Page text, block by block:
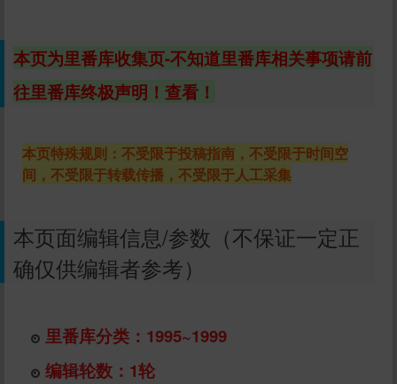
本页为里番库收集页-不知道里番库相关事项请前
往里番库终极声明！查看！
本页特殊规则：不受限于投稿指南，不受限于时间空
间，不受限于转载传播，不受限于人工采集
本页面编辑信息/参数（不保证一定正
确仅供编辑者参考）
里番库分类：1995~1999
编辑轮数：1轮